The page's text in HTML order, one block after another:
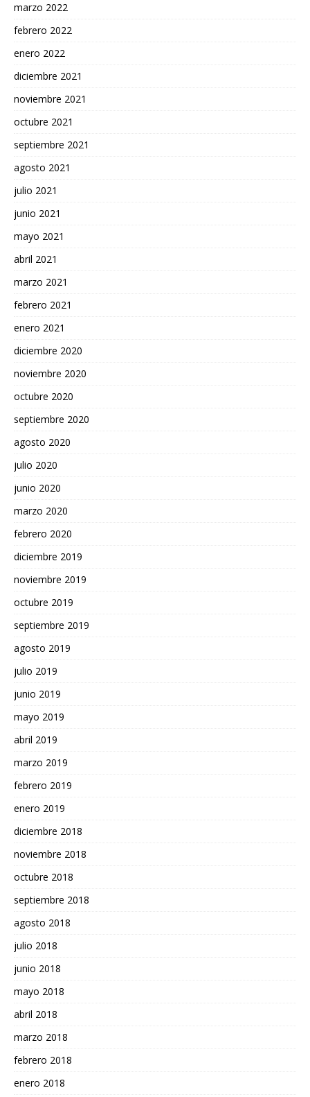
marzo 2022
febrero 2022
enero 2022
diciembre 2021
noviembre 2021
octubre 2021
septiembre 2021
agosto 2021
julio 2021
junio 2021
mayo 2021
abril 2021
marzo 2021
febrero 2021
enero 2021
diciembre 2020
noviembre 2020
octubre 2020
septiembre 2020
agosto 2020
julio 2020
junio 2020
marzo 2020
febrero 2020
diciembre 2019
noviembre 2019
octubre 2019
septiembre 2019
agosto 2019
julio 2019
junio 2019
mayo 2019
abril 2019
marzo 2019
febrero 2019
enero 2019
diciembre 2018
noviembre 2018
octubre 2018
septiembre 2018
agosto 2018
julio 2018
junio 2018
mayo 2018
abril 2018
marzo 2018
febrero 2018
enero 2018